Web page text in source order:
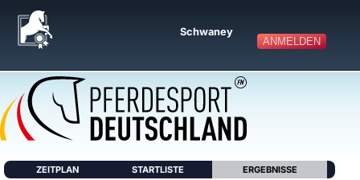
ANMELDEN
Schwaney
ZEITPLAN STARTLISTE ERGEBNISSE